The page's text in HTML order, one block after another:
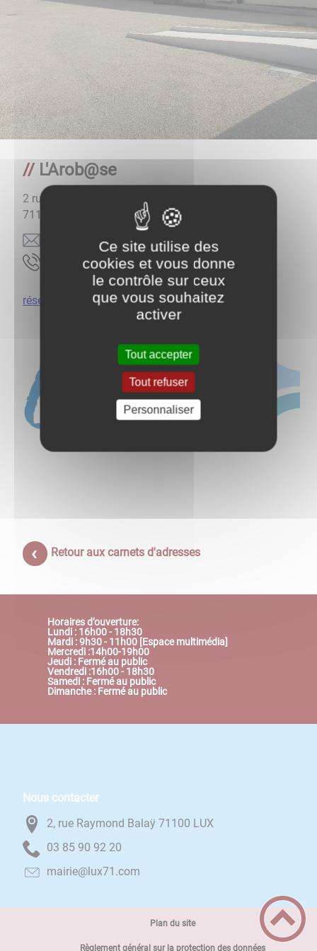
L'Arob@se
2 rue Raymond Balaÿ
71100
moc.17xul@euqehtaidemesaboral
33.82.84.58.30
réservez
Retour aux carnets d'adresses
Horaires d’ouverture:
Lundi : 16h00 - 18h30
Mardi : 9h30 - 11h00 [Espace multimédia]
Mercredi :14h00-19h00
Jeudi : Fermé au public
Vendredi :16h00 - 18h30
Samedi : Fermé au public
Dimanche : Fermé au public
Nous contacter
2, rue Raymond Balaÿ 71100 LUX
02 29 09 58 30
moc.17xul@eiriam
Plan du site
Règlement général sur la protection des données
Ce site utilise des
cookies et vous donne
le contrôle sur ceux
que vous souhaitez
activer
Tout accepter
Tout refuser
Personnaliser